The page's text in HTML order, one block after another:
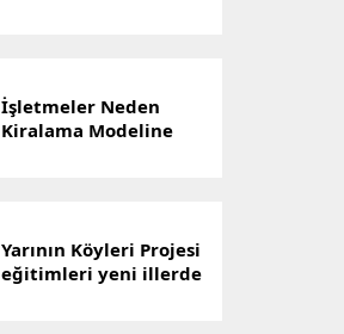
İşletmeler Neden
Kiralama Modeline
Yarının Köyleri Projesi
eğitimleri yeni illerde